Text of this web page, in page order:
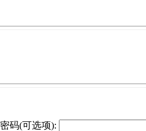
密码(可选项):